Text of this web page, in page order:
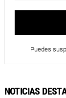
Puedes
NOTICIAS